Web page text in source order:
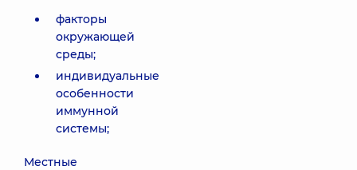
факторы
окружающей
среды;
индивидуальные
особенности
иммунной
системы;
Местные